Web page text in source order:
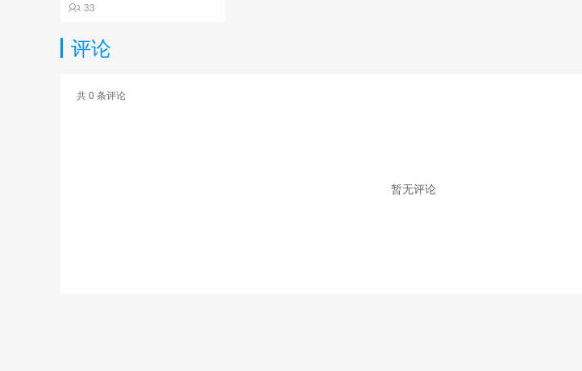
33
评论
共0 条评论
暂无评论